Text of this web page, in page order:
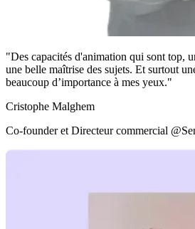
"Des capacités d'animation qui sont top,
une belle maîtrise des sujets. Et surtout
beaucoup d’importance à mes yeux."
Cristophe Malghem
Co-founder et Directeur commercial